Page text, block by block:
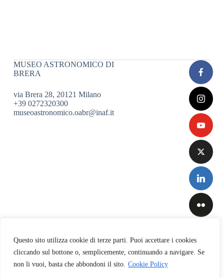
Questo sito utilizza cookie di terze parti. Puoi accettare i cookies
cliccando sul bottone o, semplicemente, continuando a navigare. Se
non li vuoi, basta che abbondoni il sito. Cookie Policy
MUSEO ASTRONOMICO DI
BRERA
via Brera 28, 20121 Milano
+39 0272320300
museoastronomico.oabr@inaf.it